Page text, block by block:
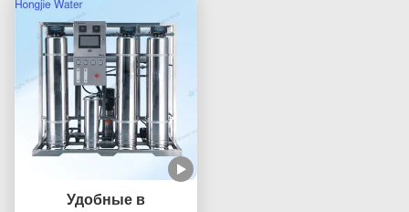
Удобные в